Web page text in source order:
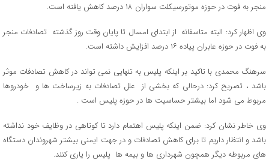
منجر به فوت در حوزه موتورسیکلت سواران ۱۸ درصد کاهش یافته است.
وی اظهار کرد: البته متاسفانه از ابتدای امسال تا پایان وقت روز گذشته تصادفات منجر
به فوت در حوزه عابران پیاده ۱۶ درصد افزایش داشته است.
سرهنگ محمدی با تاکید بر اینکه پلیس به تنهایی نمی تواند در کاهش تصادفات موثر
باشد ، تصریح کرد: درحالی که بخشی از علل تصادفات به زیرساخت ها و خودروها
مربوط می شود اما بیشتر حساسیت ها در حوزه پلیس است .
وی خاطر نشان کرد: ضمن اینکه پلیس اهتمام دارد تا کوتاهی در وظایف خود نداشته
باشد و انتظار داریم تا برای کاهش تصادفات و در جهت ایمنی بیشتر شهروندان دستگاه
های مربوطه دیگر همچون شهرداری ها و بیمه ها پلیس را یاری کنند.